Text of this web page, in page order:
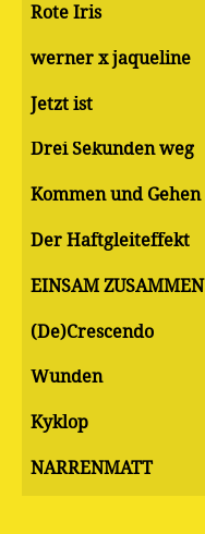
Rote Iris
werner x jaqueline
Jetzt ist
Drei Sekunden weg
Kommen und Gehen
Der Haftgleiteffekt
EINSAM ZUSAMMEN
(De)Crescendo
Wunden
Kyklop
NARRENMATT